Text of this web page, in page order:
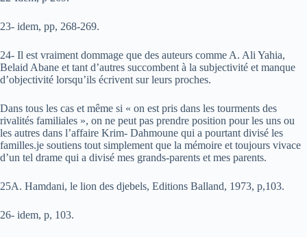
23- idem, pp, 268-269.
24- Il est vraiment dommage que des auteurs comme A. Ali Yahia,
Belaid Abane et tant d’autres succombent à la subjectivité et manque
d’objectivité lorsqu’ils écrivent sur leurs proches.
Dans tous les cas et même si « on est pris dans les tourments des
rivalités familiales », on ne peut pas prendre position pour les uns ou
les autres dans l’affaire Krim- Dahmoune qui a pourtant divisé les
familles.je soutiens tout simplement que la mémoire et toujours vivace
d’un tel drame qui a divisé mes grands-parents et mes parents.
25A. Hamdani, le lion des djebels, Editions Balland, 1973, p,103.
26- idem, p, 103.